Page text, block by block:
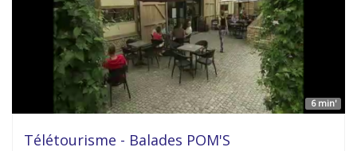
6 min'
Télétourisme - Balades POM'S